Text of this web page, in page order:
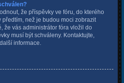
že příspěvky ve fóru, do kterého
než je budou moci zobrazit
že vás administrátor fóra vložil do
musí být schváleny. Kontaktujte,
informace.